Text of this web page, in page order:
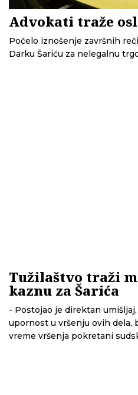
Advokati traže
Počelo iznošenje završnih
Darku Šariću za nelegalnu
Tužilaštvo traži
kaznu za Šarića
- Postojao je direktan
upornost u vršenju ovih dela,
vreme vršenja pokretani